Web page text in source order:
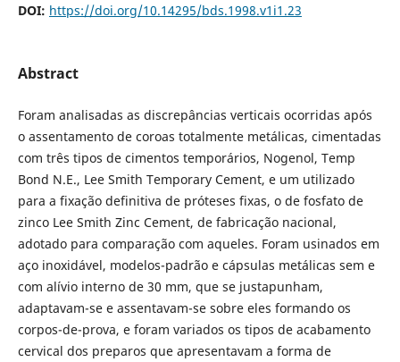
DOI: https://doi.org/10.14295/bds.1998.v1i1.23
Abstract
Foram analisadas as discrepâncias verticais ocorridas após
o assentamento de coroas totalmente metálicas, cimentadas
com três tipos de cimentos temporários, Nogenol, Temp
Bond N.E., Lee Smith Temporary Cement, e um utilizado
para a fixação definitiva de próteses fixas, o de fosfato de
zinco Lee Smith Zinc Cement, de fabricação nacional,
adotado para comparação com aqueles. Foram usinados em
aço inoxidável, modelos-padrão e cápsulas metálicas sem e
com alívio interno de 30 mm, que se justapunham,
adaptavam-se e assentavam-se sobre eles formando os
corpos-de-prova, e foram variados os tipos de acabamento
cervical dos preparos que apresentavam a forma de